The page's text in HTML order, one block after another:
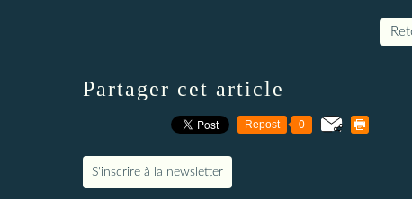
Partager cet article
Repost 0
S'inscrire à la newsletter